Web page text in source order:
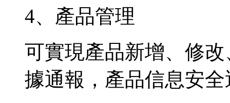
4、產品管理
可實現產品新增、修
據通報，產品信息安